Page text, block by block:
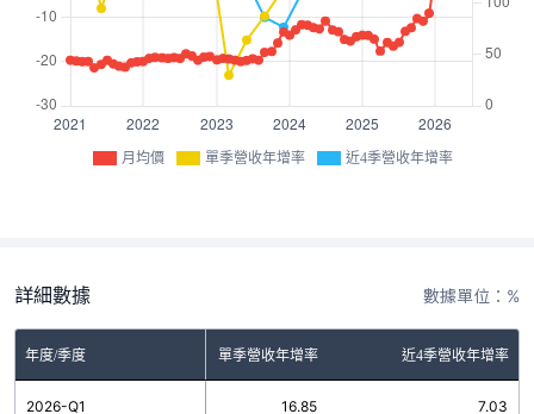
月均價 單季營收年增率 近4季營收年增率
詳細數據 數據單位：%
年度/季度 單季營收年增率 近4季營收年增率
2026-Q1 16.85 7.03